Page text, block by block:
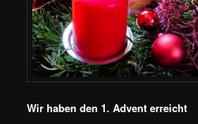
Wir haben den 1. Advent erreicht